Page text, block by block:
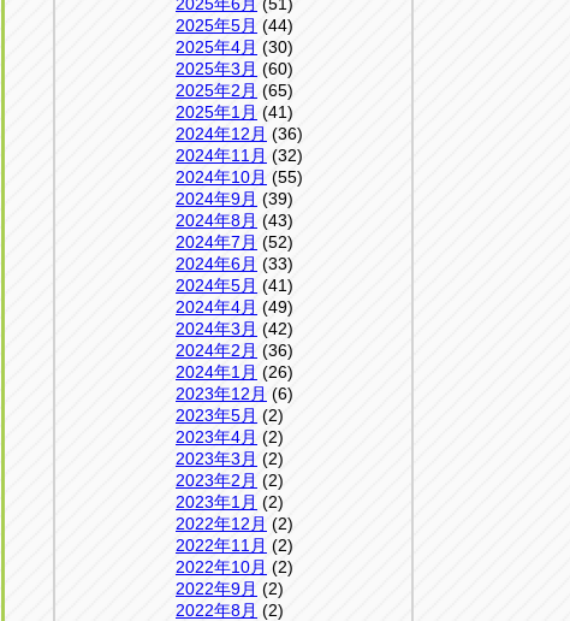
2025年5月 (44)
2025年4月 (30)
2025年3月 (60)
2025年2月 (65)
2025年1月 (41)
2024年12月 (36)
2024年11月 (32)
2024年10月 (55)
2024年9月 (39)
2024年8月 (43)
2024年7月 (52)
2024年6月 (33)
2024年5月 (41)
2024年4月 (49)
2024年3月 (42)
2024年2月 (36)
2024年1月 (26)
2023年12月 (6)
2023年5月 (2)
2023年4月 (2)
2023年3月 (2)
2023年2月 (2)
2023年1月 (2)
2022年12月 (2)
2022年11月 (2)
2022年10月 (2)
2022年9月 (2)
2022年8月 (2)